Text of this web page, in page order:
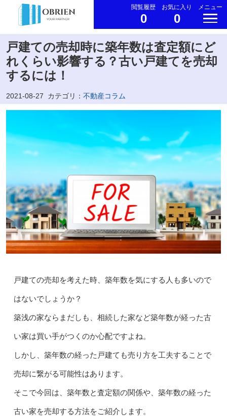
閲覧履歴
0
お気に入り
0
メニュー
戸建ての売却時に築年数は査定額にど
れくらい影響する？古い戸建てを売却
するには！
2021-08-27 カテゴリ： 不動産コラム
戸建ての売却を考えた時、築年数を気にする人も多いので
はないでしょうか？
築浅の家ならまだしも、相続した家など築年数が経った古
い家は買い手がつくのか心配ですよね。
しかし、築年数の経った戸建ても売り方を工夫することで
売却に繋がる可能性はあります。
そこで今回は、築年数と査定額の関係や、築年数の経った
古い家を売却する方法をご紹介します。